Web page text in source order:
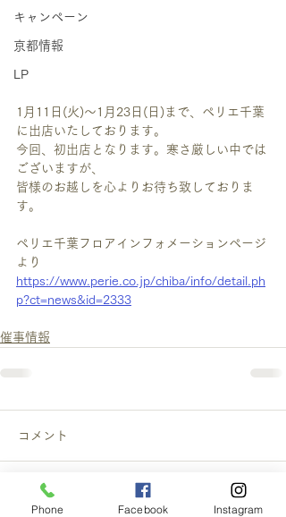
キャンペーン
京都情報
LP
1月11日(火)～1月23日(日)まで、ペリエ千葉
に出店いたしております。
今回、初出店となります。寒さ厳しい中では
ございますが、
皆様のお越しを心よりお待ち致しておりま
す。
ペリエ千葉フロアインフォメーションページ
より
https://www.perie.co.jp/chiba/info/detail.ph
p?ct=news&id=2333
催事情報
コメント
この投稿へのコメントは利用でき
Phone Facebook Instagram